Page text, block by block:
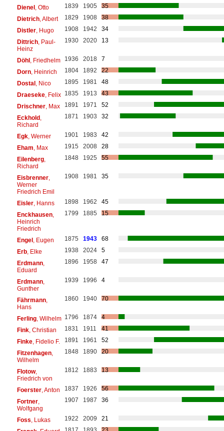
Dienel, Otto 1839 1905
35
Dietrich, Albert 1829 1908
38
Distler, Hugo 1908 1942
34
Dittrich, Paul-
Heinz
1930 2020 13
Döhl, Friedhelm 1936 2018
7
Dorn, Heinrich 1804 1892
22
Dostal, Nico 1895 1981
48
Draeseke, Felix 1835 1913
43
Drischner, Max 1891 1971
52
Eckhold,
Richard
1871 1903 32
Egk, Werner 1901 1983
42
Eham , Max 1915 2008
28
Eilenberg,
Richard
1848 1925 55
Eisbrenner,
Werner
Friedrich Emil
1908 1981 35
Eisler, Hanns 1898 1962
45
Enckhausen,
Heinrich
Friedrich
1799 1885 15
Engel, Eugen 1875 1943
68
Erb, Elke 1938 2024
5
Erdmann,
Eduard
1896 1958 47
Erdmann,
Gunther
1939 1996 4
Fährmann,
Hans
1860 1940 70
Ferling, Wilhelm 1796 1874
4
Fink, Christian 1831 1911
41
Finke, Fidelio F. 1891 1961
52
Fitzenhagen,
Wilhelm
1848 1890 20
Flotow,
Friedrich von
1812 1883 13
Foerster, Anton 1837 1926
56
Fortner,
Wolfgang
1907 1987 36
Foss , Lukas 1922 2009
21